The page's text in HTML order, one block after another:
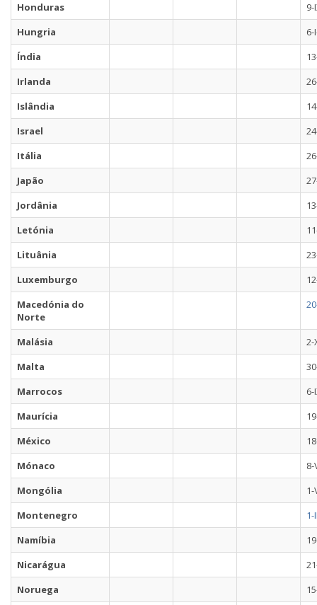
Honduras
9-
Hungria
6-
Índia
Irlanda
Islândia
Israel
Itália
Japão
Jordânia
Letónia
Lituânia
Luxemburgo
Macedónia do
Norte
Malásia
2-
Malta
Marrocos
6-
Maurícia
México
Mónaco
8-
Mongólia
1-
Montenegro
1-
Namíbia
Nicarágua
Noruega